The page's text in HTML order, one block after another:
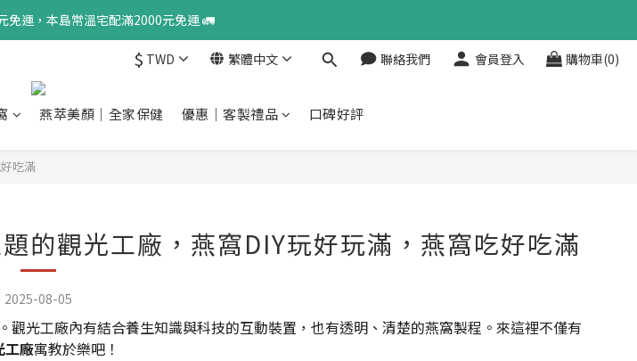
免運，本島常溫宅配滿2000元免運 🚛
$ TWD 繁體中文 聯絡我們 會員登入 購物車(0)
燕萃美顏｜全家保健 優惠｜客製禮品 口碑好評
吃滿
的觀光工廠，燕窩DIY玩好玩滿，燕窩吃好吃滿
2025-08-05
光工廠內有結合養生知識與科技的互動裝置，也有透明、清楚的燕窩製程。來這裡不僅有
工廠寓教於樂吧！